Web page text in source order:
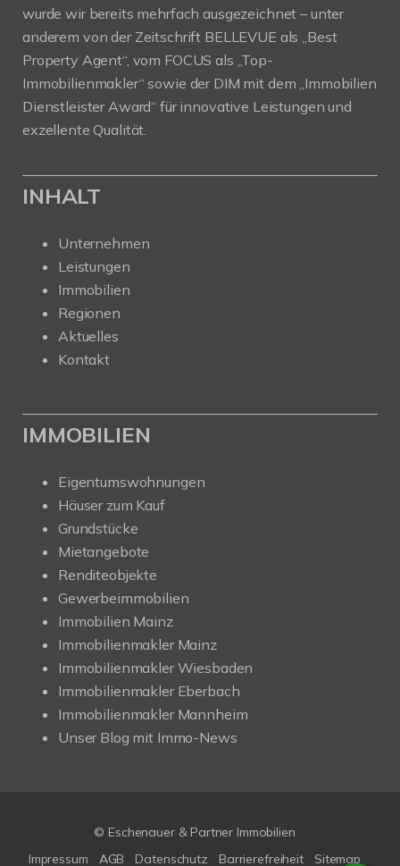
wurde wir bereits mehrfach ausgezeichnet – unter
anderem von der Zeitschrift BELLEVUE als „Best
Property Agent“, vom FOCUS als „Top-
Immobilienmakler“ sowie der DIM mit dem „Immobilien
Dienstleister Award“ für innovative Leistungen und
exzellente Qualität.
INHALT
Unternehmen
Leistungen
Immobilien
Regionen
Aktuelles
Kontakt
IMMOBILIEN
Eigentumswohnungen
Häuser zum Kauf
Grundstücke
Mietangebote
Renditeobjekte
Gewerbeimmobilien
Immobilien Mainz
Immobilienmakler Mainz
Immobilienmakler Wiesbaden
Immobilienmakler Eberbach
Immobilienmakler Mannheim
Unser Blog mit Immo-News
© Eschenauer & Partner Immobilien
Impressum
AGB Datenschutz Barrierefreiheit Sitemap